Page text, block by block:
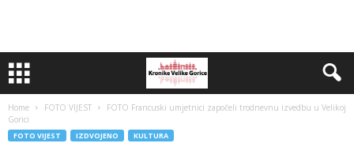
Home FOTO VIJEST
FOTO Francuski umjetnici započeli trodnevnu izvedbu u Velikoj
Gorici
FOTO VIJEST IZDVOJENO KULTURA